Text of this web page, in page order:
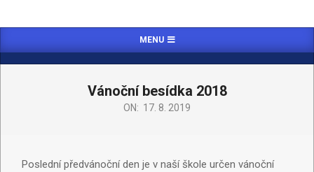
MENU
Vánoční besídka 2018
ON: 17. 8. 2019
Poslední předvánoční den je v naší škole určen vánoční